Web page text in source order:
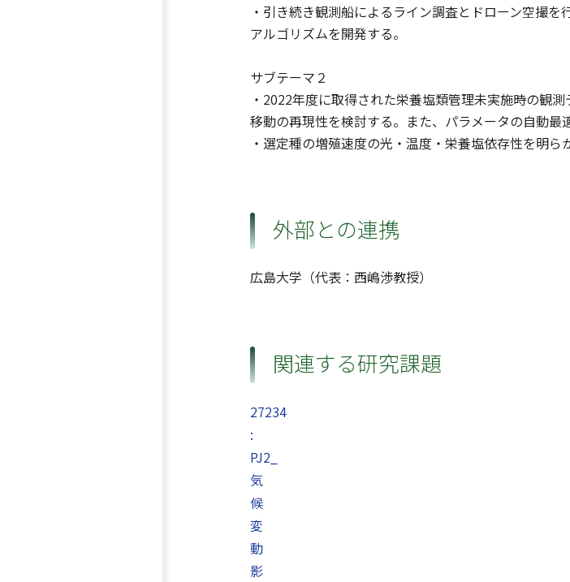
・引き続き観測船によるライン調査とドローン空撮
アルゴリズムを開発する。
サブテーマ２
・2022年度に取得された栄養塩類管理未実施時の観
移動の再現性を検討する。また、パラメータの自動最
・選定種の増殖速度の光・温度・栄養塩依存性を明ら
外部との連携
広島大学（代表：西嶋渉教授）
関連する研究課題
27234
:
PJ2_
気
候
変
動
影